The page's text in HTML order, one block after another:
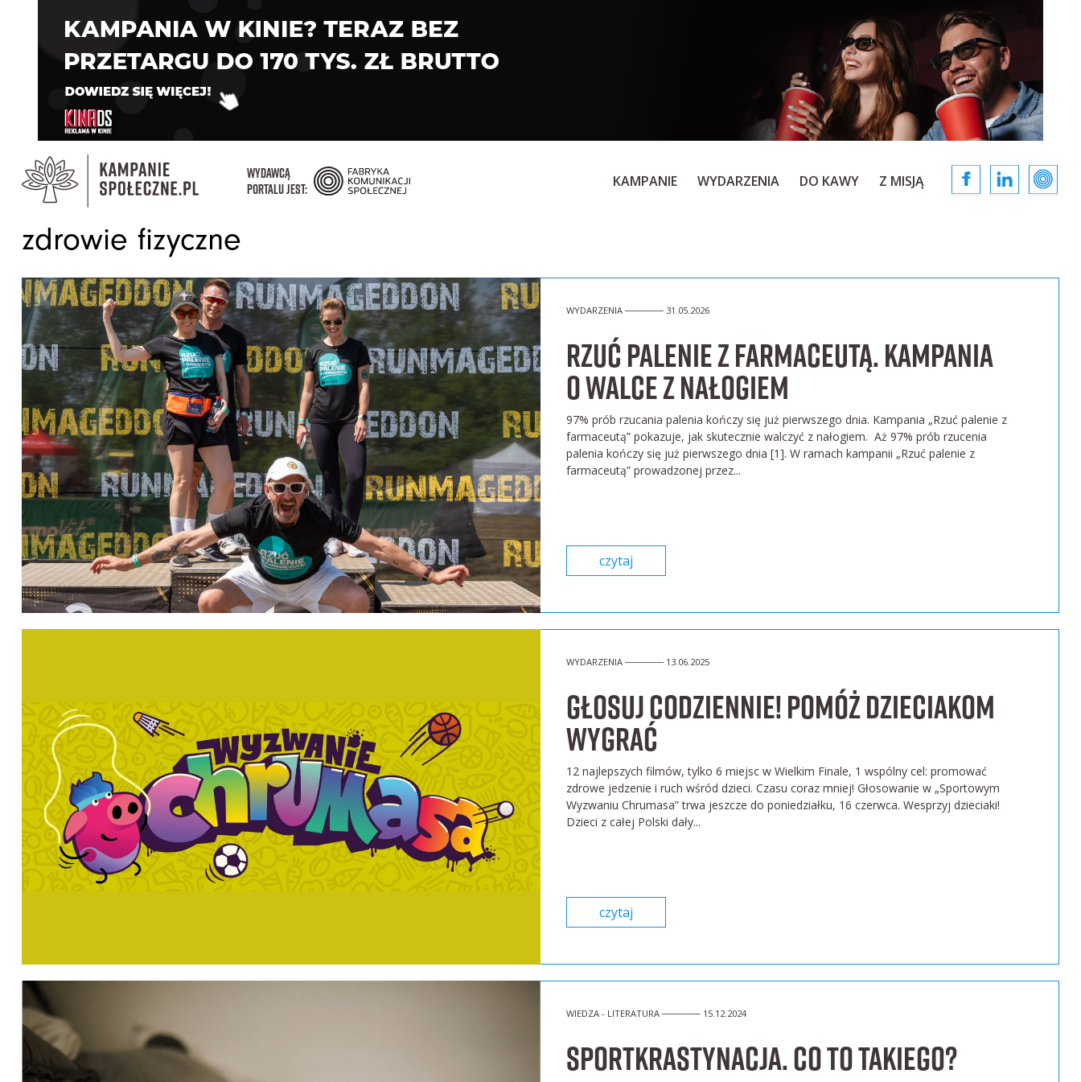
WYDAWCĄ
PORTALU JEST:
KAMPANIE WYDARZENIA DO KAWY Z MISJĄ
zdrowie fizyczne
WYDARZENIA ────── 31.05.2026
Rzuć palenie z farmaceutą. Kampania
o walce z nałogiem
97% prób rzucania palenia kończy się już pierwszego dnia. Kampania „Rzuć palenie z
farmaceutą” pokazuje, jak skutecznie walczyć z nałogiem. Aż 97% prób rzucenia
palenia kończy się już pierwszego dnia [1]. W ramach kampanii „Rzuć palenie z
farmaceutą” prowadzonej przez...
czytaj
WYDARZENIA ────── 13.06.2025
Głosuj codziennie! Pomóż dzieciakom
wygrać
12 najlepszych filmów, tylko 6 miejsc w Wielkim Finale, 1 wspólny cel: promować
zdrowe jedzenie i ruch wśród dzieci. Czasu coraz mniej! Głosowanie w „Sportowym
Wyzwaniu Chrumasa” trwa jeszcze do poniedziałku, 16 czerwca. Wesprzyj dzieciaki!
Dzieci z całej Polski dały...
czytaj
WIEDZA - LITERATURA ────── 15.12.2024
Sportkrastynacja. Co to takiego?